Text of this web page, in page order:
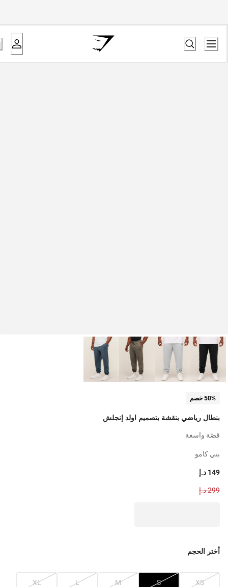
50% خصم
بنطال رياضي بنقشة بتصميم اولد إنجلش
قصّة واسعة
بني كامو
149 د.إ
299 د.إ
أختر الحجم
XS
S
M
L
XL